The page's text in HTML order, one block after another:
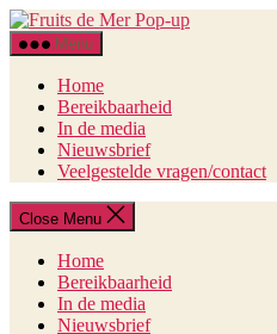
Skip
to
the
content
Fruits
Menu
Home
Bereikbaarheid
In de media
Nieuwsbrief
Veelgestelde vragen/contact
Close Menu
Home
Bereikbaarheid
In de media
Nieuwsbrief